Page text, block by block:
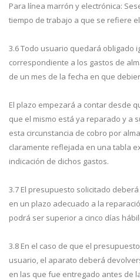
Para línea marrón y electrónica:
tiempo de trabajo a que se refiere el
3.6 Todo usuario quedará obligado
correspondiente a los gastos de
de un mes de la fecha en que
El plazo empezará a contar desde
que el mismo está ya reparado y a
esta circunstancia de cobro por
claramente reflejada en una tabla
indicación de dichos gastos.
3.7 El presupuesto solicitado
en un plazo adecuado a la
podrá ser superior a cinco días
3.8 En el caso de que el
usuario, el aparato deberá
en las que fue entregado antes de